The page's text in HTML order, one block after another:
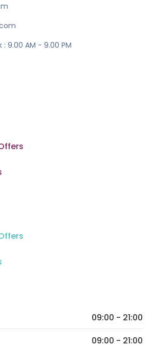
: 9.00 AM - 9.00 PM
09:00 - 21:00
09:00 - 21:00